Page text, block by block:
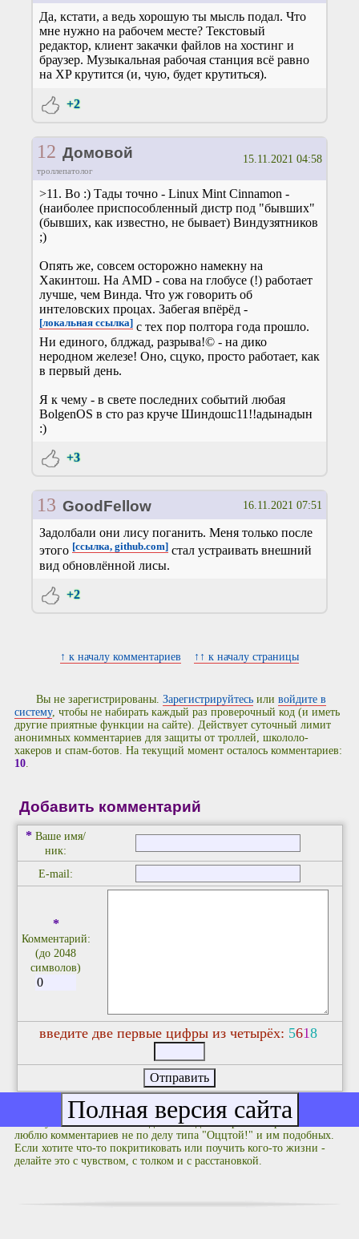
Да, кстати, а ведь хорошую ты мысль подал. Что
мне нужно на рабочем месте? Текстовый
редактор, клиент закачки файлов на хостинг и
браузер. Музыкальная рабочая станция всё равно
на XP крутится (и, чую, будет крутиться).
+2
12 Домовой
троллепатолог
15.11.2021 04:58
>11. Во :) Тады точно - Linux Mint Cinnamon -
(наиболее приспособленный дистр под "бывших"
(бывших, как известно, не бывает) Виндузятников
;)
Опять же, совсем осторожно намекну на
Хакинтош. На AMD - сова на глобусе (!) работает
лучше, чем Винда. Что уж говорить об
интеловских процах. Забегая впёрёд -
[локальная ссылка] с тех пор полтора года прошло.
Ни единого, блджад, разрыва!© - на дико
неродном железе! Оно, сцуко, просто работает, как
в первый день.
Я к чему - в свете последних событий любая
BolgenOS в сто раз круче Шиндошс11!!адынадын
:)
+3
13 GoodFellow 16.11.2021 07:51
Задолбали они лису поганить. Меня только после
этого [ссылка, github.com] стал устраивать внешний
вид обновлённой лисы.
+2
↑ к началу комментариев ↑↑ к началу страницы
Вы не зарегистрированы.Зарегистрируйтесь иливойдите в
систему, чтобы не набирать каждый раз проверочный код (и иметь
другие приятные функции на сайте). Действует суточный лимит
анонимных комментариев для защиты от троллей, школоло-
хакеров и спам-ботов. На текущий момент осталось комментариев:
10.
Добавить комментарий
* Ваше имя/
ник:
E-mail:
*
Комментарий:
(до 2048
символов)
введите две первые цифры из четырёх: 5618
Фулюганствовать не надо: соблюдайте правила приличия. Я не
люблю комментариев не по делу типа "Оццтой!" и им подобных.
Если хотите что-то покритиковать или поучить кого-то жизни -
делайте это с чувством, с толком и с расстановкой.